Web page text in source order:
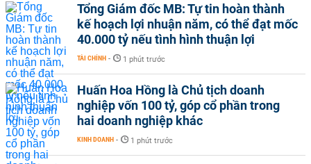
Tổng Giám đốc MB: Tự tin hoàn thành
kế hoạch lợi nhuận năm, có thể đạt mốc
40.000 tỷ nếu tình hình thuận lợi
TÀI CHÍNH - 1 phút trước
Huấn Hoa Hồng là Chủ tịch doanh
nghiệp vốn 100 tỷ, góp cổ phần trong
hai doanh nghiệp khác
KINH DOANH - 1 phút trước